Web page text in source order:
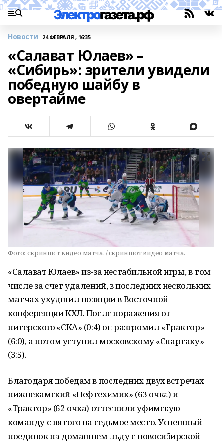
Новости 24 ФЕВРАЛЯ , 16:35
«Салават Юлаев» –
«Сибирь»: зрители увидели
победную шайбу в
овертайме
Фото: скриншот видео матча. / скриншот видео матча.
«Салават Юлаев» из-за нестабильной игры, в том
числе за счет удалений, в последних нескольких
матчах ухудшил позиции в Восточной
конференции КХЛ. После поражения от
питерского «СКА» (0:4) он разгромил «Трактор»
(6:0), а потом уступил московскому «Спартаку»
(3:5).
Благодаря победам в последних двух встречах
нижнекамский «Нефтехимик» (63 очка) и
«Трактор» (62 очка) оттеснили уфимскую
команду с пятого на седьмое место. Успешный
поединок на домашнем льду с новосибирской